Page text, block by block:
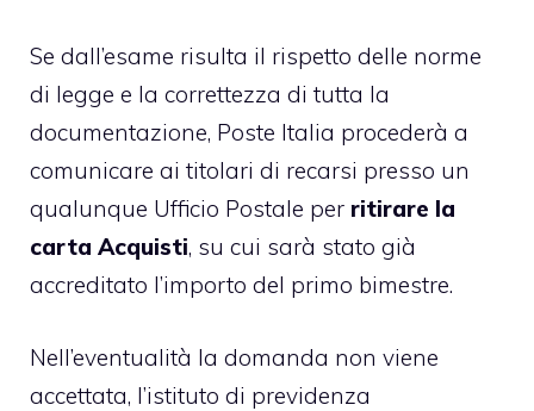
Se dall’esame risulta il rispetto delle norme
di legge e la correttezza di tutta la
documentazione, Poste Italia procederà a
comunicare ai titolari di recarsi presso un
qualunque Ufficio Postale per ritirare la
carta Acquisti, su cui sarà stato già
accreditato l’importo del primo bimestre.
Nell’eventualità la domanda non viene
accettata, l’istituto di previdenza